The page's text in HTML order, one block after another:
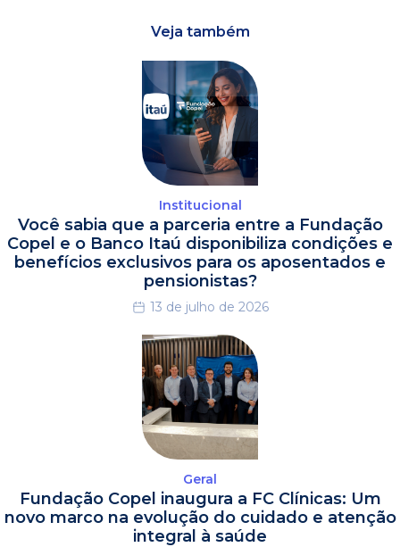
Veja também
Institucional
Você sabia que a parceria entre a Fundação
Copel e o Banco Itaú disponibiliza condições e
benefícios exclusivos para os aposentados e
pensionistas?
13 de julho de 2026
Geral
Fundação Copel inaugura a FC Clínicas: Um
novo marco na evolução do cuidado e atenção
integral à saúde